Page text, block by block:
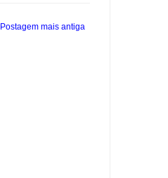
Postagem mais antiga